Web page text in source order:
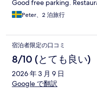
Good free parking.
Peter、2 泊旅行
宿泊者限定の口コミ
8/10 (とても良い)
2026 年 3 月 9 日
Google で翻訳